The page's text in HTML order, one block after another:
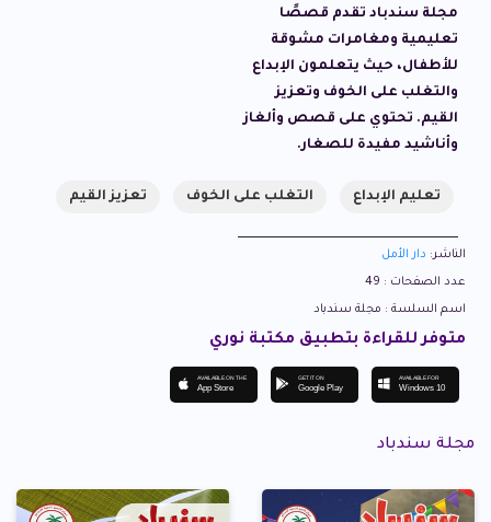
مجلة سندباد تقدم قصصًا
تعليمية ومغامرات مشوقة
للأطفال، حيث يتعلمون الإبداع
والتغلب على الخوف وتعزيز
القيم. تحتوي على قصص وألغاز
وأناشيد مفيدة للصغار.
تعليم الإبداع التغلب على الخوف تعزيز القيم
الناشر: دار الأمل
عدد الصفحات : 49
اسم السلسة : مجلة سندباد
متوفر للقراءة بتطبيق مكتبة نوري
AVAILABLE ON THE
App Store
GET IT ON
Google Play
AVAILABLE FOR
Windows 10
مجلة سندباد